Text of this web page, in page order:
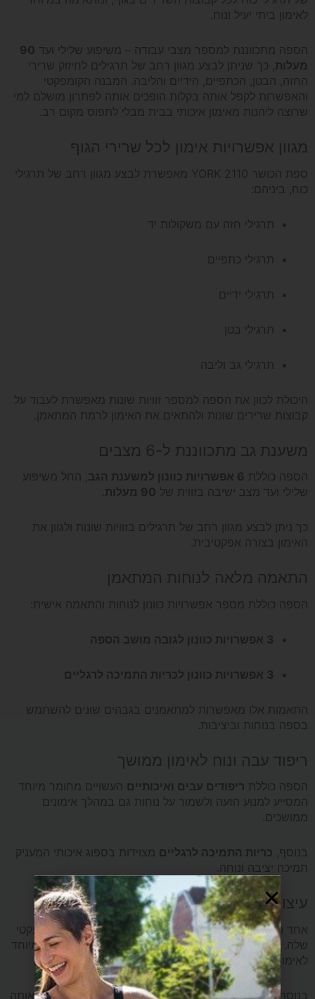
2110
לאימון ביתי יעיל ונוח.
הספה מתכווננת למספר מצבי עבודה – משיפוע שלילי ועד 90
מעלות, כך שניתן לבצע מגוון רחב של תרגילים לחיזוק שרירי
החזה, הבטן, הכתפיים, הידיים והליבה. המבנה הקומפקטי
והאפשרות לקפל אותה בקלות הופכים אותה לפתרון מושלם למי
שרוצה ליהנות מאימון איכותי בבית מבלי לתפוס מקום רב.
מגוון אפשרויות אימון לכל שרירי הגוף
ספת הכושר YORK 2110 מאפשרת לבצע מגוון רחב של תרגילי
כוח, ביניהם:
תרגילי חזה עם משקולות יד
תרגילי כתפיים
תרגילי ידיים
תרגילי בטן
תרגילי גב וליבה
היכולת לכוון את הספה למספר זוויות שונות מאפשרת לעבוד על
קבוצות שרירים שונות ולהתאים את האימון לרמת המתאמן.
משענת גב מתכווננת ל-6 מצבים
הספה כוללת 6 אפשרויות כוונון למשענת הגב
, החל משיפוע
שלילי ועד מצב ישיבה בזווית של 90 מעלות
כך ניתן לבצע מגוון רחב של תרגילים בזוויות שונות ולגוון את
האימון בצורה אפקטיבית.
התאמה מלאה לנוחות המתאמן
הספה כוללת מספר אפשרויות כוונון לנוחות והתאמה אישית:
3 אפשרויות כוונון לגובה מושב הספה
3 אפשרויות כוונון לכריות התמיכה לרגליים
התאמות אלו מאפשרות למתאמנים בגבהים שונים להשתמש
בספה בנוחות וביציבות.
ריפוד עבה ונוח לאימון ממושך
הספה כוללת ריפודים עבים ואיכותיים העשויים מחומר מיוחד
המסייע למנוע הזעה ולשמור על נוחות גם במהלך אימונים
ממושכים.
בנוסף, כריות התמיכה לרגליים מצוידות בספוג איכותי המעניק
תמיכה יציבה ונוחה.
עיצוב קומפקטי וחיסכון במקום
אחד היתרונות הגדולים של YORK 2110 הוא העיצוב הקומפקטי
שלה. הספה דורשתשטח רצפה מינימלי
, ולכן מתאימה במיוחד
לאימון ביתי גם בדירות קטנות.
בנוסף, ניתןלקפל את הספה בקלותלאחר האימון ולאחסן אותה